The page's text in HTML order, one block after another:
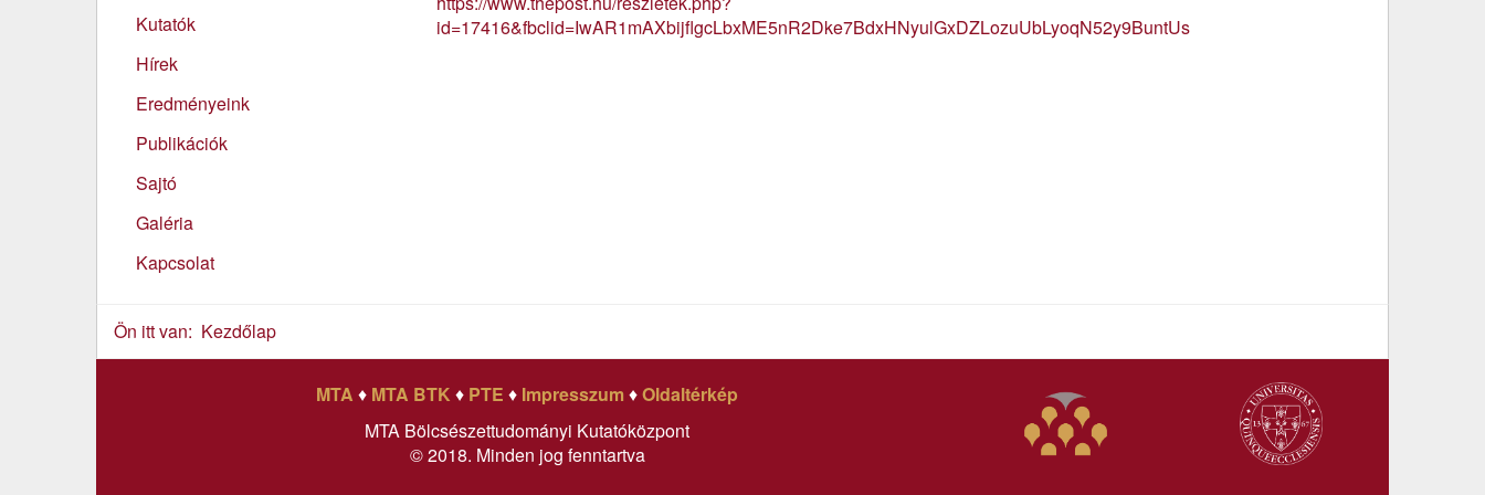
id=17416&fbclid=IwAR1mAXbijflgcLbxME5nR2Dke7BdxHNyulGxDZLozuUbLyoqN52y9BuntUs
Kutatók
Hírek
Eredményeink
Publikációk
Sajtó
Galéria
Kapcsolat
Ön itt van: Kezdőlap
MTA ♦ MTA BTK ♦ PTE ♦ Impresszum♦Oldaltérkép
MTA Bölcsészettudományi Kutatóközpont
© 2018. Minden jog fenntartva